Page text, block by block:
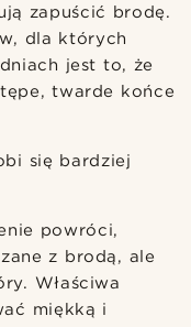
zapuścić brodę.
dla których
jest to, że
twarde końce
się bardziej
powróci,
z brodą, ale
Właściwa
miękką i